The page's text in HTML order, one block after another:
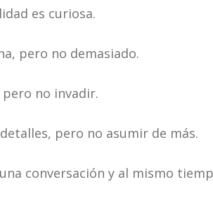
es curiosa.
pero no demasiado.
pero no invadir.
pero no asumir de más.
conversación y al mismo